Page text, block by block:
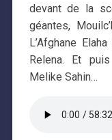
devant de la
géantes,
L’Afghane
Relena. Et
Melike Sahin…